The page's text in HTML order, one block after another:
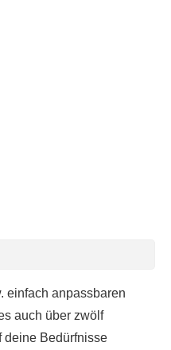
einfach anpassbaren
auch über zwölf
deine Bedürfnisse